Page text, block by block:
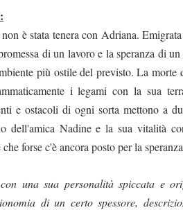
è stata tenera con Adriana.
di un lavoro e la speranza di
più ostile del previsto. La morte
i legami con la sua
e ostacoli di ogni sorta mettono a
dell'amica Nadine e la sua vitalità
forse c'è ancora posto per la
una sua personalità spiccata e
di un certo spessore,